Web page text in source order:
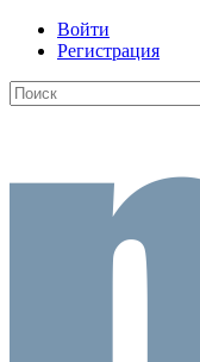
Войти
Регистрация